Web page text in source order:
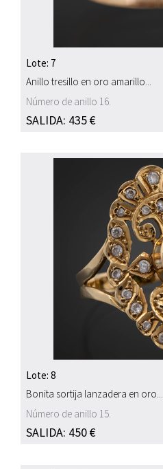
Lote: 7
Anillo tresillo en oro amarillo...
Número de anillo 16.
SALIDA: 435 €
Lote: 8
Bonita sortija lanzadera en oro...
Número de anillo 15.
SALIDA: 450 €